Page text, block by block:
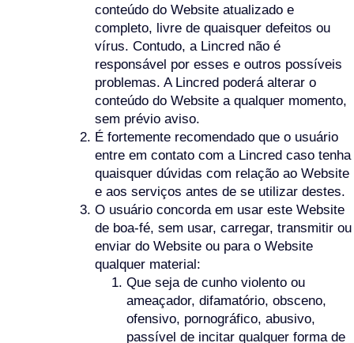
conteúdo do Website atualizado e
completo, livre de quaisquer defeitos ou
vírus. Contudo, a Lincred não é
responsável por esses e outros possíveis
problemas. A Lincred poderá alterar o
conteúdo do Website a qualquer momento,
sem prévio aviso.
É fortemente recomendado que o usuário
entre em contato com a Lincred caso tenha
quaisquer dúvidas com relação ao Website
e aos serviços antes de se utilizar destes.
O usuário concorda em usar este Website
de boa-fé, sem usar, carregar, transmitir ou
enviar do Website ou para o Website
qualquer material:
Que seja de cunho violento ou
ameaçador, difamatório, obsceno,
ofensivo, pornográfico, abusivo,
passível de incitar qualquer forma de